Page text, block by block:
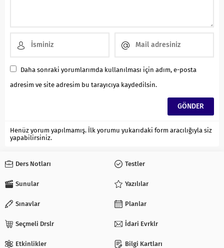
Daha sonraki yorumlarımda kullanılması için adım, e-posta
adresim ve site adresim bu tarayıcıya kaydedilsin.
Henüz yorum yapılmamış. İlk yorumu yukarıdaki form aracılığıyla siz
yapabilirsiniz.
Ders Notları Testler
Sunular Yazılılar
Sınavlar Planlar
Seçmeli Drslr İdari Evrklr
Etkinlikler Bilgi Kartları